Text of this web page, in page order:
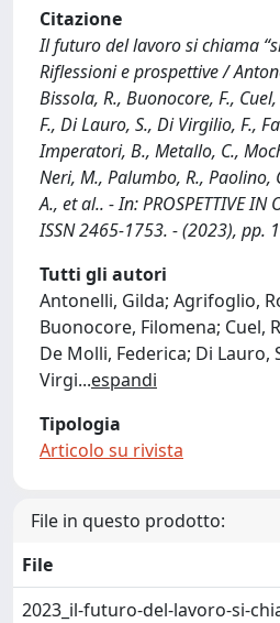
Citazione
Il futuro del lavoro si chiama
Riflessioni e prospettive /
Bissola, R., Buonocore, F.,
F., Di Lauro, S., Di Virgilio, F.,
Imperatori, B., Metallo, C.,
Neri, M., Palumbo, R., Paolino,
A., et al.. - In: PROSPETTIVE IN
ISSN 2465-1753. - (2023), pp.
Tutti gli autori
Antonelli, Gilda; Agrifoglio,
Buonocore, Filomena; Cuel,
De Molli, Federica; Di Lauro,
Virgi...espandi
Tipologia
Articolo su rivista
File in questo prodotto:
File
2023_il-futuro-del-lavoro-si-